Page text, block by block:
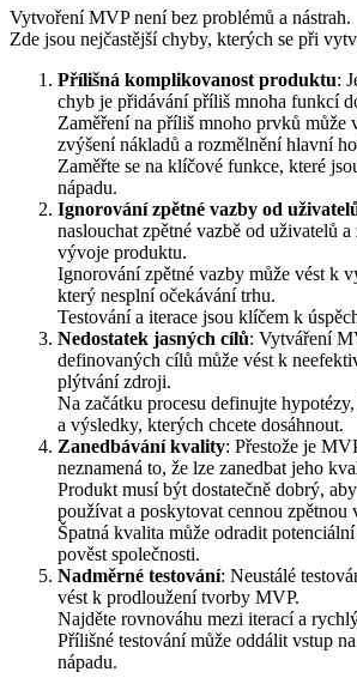
Vytvoření MVP není bez problémů a nástrah.
Zde jsou nejčastější chyby, kterých se při
Přílišná komplikovanost produktu:
chyb je přidávání příliš mnoha funkcí
Zaměření na příliš mnoho prvků může
zvýšení nákladů a rozmělnění hlavní
Zaměřte se na klíčové funkce, které
nápadu.
Ignorování zpětné vazby od
naslouchat zpětné vazbě od uživatelů
vývoje produktu.
Ignorování zpětné vazby může vést k
který nesplní očekávání trhu.
Testování a iterace jsou klíčem k
Nedostatek jasných cílů: Vytváření
definovaných cílů může vést k
plýtvání zdroji.
Na začátku procesu definujte
a výsledky, kterých chcete dosáhnout.
Zanedbávání kvality: Přestože je
neznamená to, že lze zanedbat jeho
Produkt musí být dostatečně dobrý,
používat a poskytovat cennou zpětnou
Špatná kvalita může odradit
pověst společnosti.
Nadměrné testování: Neustálé
vést k prodloužení tvorby MVP.
Najděte rovnováhu mezi iterací a
Přílišné testování může oddálit vstup
nápadu.